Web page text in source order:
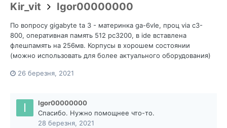
Kir_vit Igor00000000
По вопросу gigabyte ta 3 - материнка ga-6vle, проц via c3-
800, оперативная память 512 pc3200, в ide вставлена
флешпамять на 256мв. Корпусы в хорошем состоянии
(можно использовать для более актуального оборудования)
26 березня, 2021
Igor00000000
Спасибо. Нужно помощнее что-то.
28 березня, 2021